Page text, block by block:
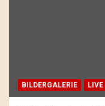
BILDERGALERIE LIVE